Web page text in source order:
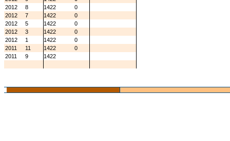
2012
8 1422
0
2012
7 1422
0
2012
5 1422
0
2012
3 1422
0
2012
1 1422
0
2011
11 1422
0
2011
9 1422